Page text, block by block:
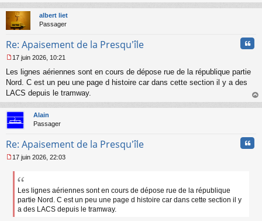
u
au
albert liet
Passager
Re: Apaisement de la Presqu'île
e
s
s
g
e
n
n
u
17 juin 2026, 10:21
Les lignes aériennes sont en cours de dépose rue de la république partie
Nord. C est un peu une page d histoire car dans cette section il y a des
LACS depuis le tramway.
au
Alain
Passager
Re: Apaisement de la Presqu'île
e
e
17 juin 2026, 22:03
Les lignes aériennes sont en cours de dépose rue de la république
partie Nord. C est un peu une page d histoire car dans cette section il y
a des LACS depuis le tramway.